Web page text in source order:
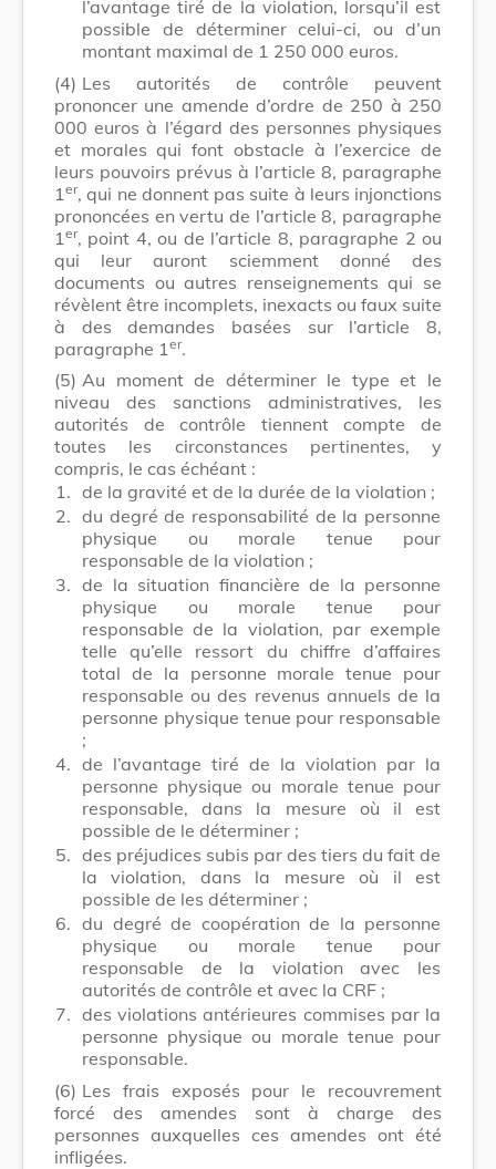
l’avantage tiré de la violation, lorsqu’il est
possible de déterminer celui-ci, ou d’un
montant maximal de 1 250 000 euros.
(4) Les autorités de contrôle peuvent
prononcer une amende d’ordre de 250 à 250
000 euros à l’égard des personnes physiques
et morales qui font obstacle à l’exercice de
leurs pouvoirs prévus à l’article 8, paragraphe
1 er, qui ne donnent pas suite à leurs injonctions
prononcées en vertu de l’article 8, paragraphe
1 er, point 4, ou de l’article 8, paragraphe 2 ou
qui leur auront sciemment donné des
documents ou autres renseignements qui se
révèlent être incomplets, inexacts ou faux suite
à des demandes basées sur l’article 8,
paragraphe 1 er.
(5) Au moment de déterminer le type et le
niveau des sanctions administratives, les
autorités de contrôle tiennent compte de
toutes les circonstances pertinentes, y
compris, le cas échéant :
1. de la gravité et de la durée de la violation ;
2. du degré de responsabilité de la personne
physique ou morale tenue pour
responsable de la violation ;
3. de la situation financière de la personne
physique ou morale tenue pour
responsable de la violation, par exemple
telle qu’elle ressort du chiffre d’affaires
total de la personne morale tenue pour
responsable ou des revenus annuels de la
personne physique tenue pour responsable
;
4. de l’avantage tiré de la violation par la
personne physique ou morale tenue pour
responsable, dans la mesure où il est
possible de le déterminer ;
5. des préjudices subis par des tiers du fait de
la violation, dans la mesure où il est
possible de les déterminer ;
6. du degré de coopération de la personne
physique ou morale tenue pour
responsable de la violation avec les
autorités de contrôle et avec la CRF ;
7. des violations antérieures commises par la
personne physique ou morale tenue pour
responsable.
(6) Les frais exposés pour le recouvrement
forcé des amendes sont à charge des
personnes auxquelles ces amendes ont été
infligées.